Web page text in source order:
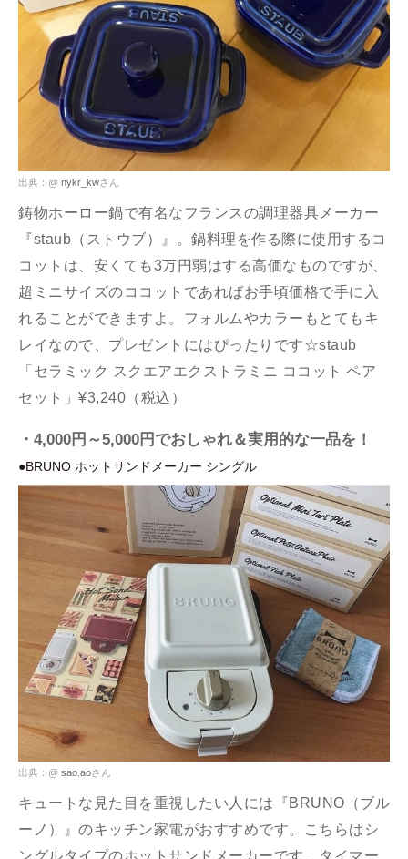
出典：@ nykr_kwさん
鋳物ホーロー鍋で有名なフランスの調理器具メーカー
『staub（ストウブ）』。鍋料理を作る際に使用するコ
コットは、安くても3万円弱はする高価なものですが、
超ミニサイズのココットであればお手頃価格で手に入
れることができますよ。フォルムやカラーもとてもキ
レイなので、プレゼントにはぴったりです☆staub
「セラミック スクエアエクストラミニ ココット ペア
セット」¥3,240（税込）
・4,000円～5,000円でおしゃれ＆実用的な一品を！
●BRUNO ホットサンドメーカー シングル
出典：@ sao.aoさん
キュートな見た目を重視したい人には『BRUNO（ブル
ーノ）』のキッチン家電がおすすめです。こちらはシ